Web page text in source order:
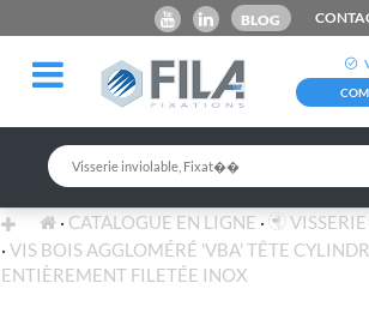
BLOG
CATALOGUE EN LIGNE
VIS BOIS AGGLOMÉRÉ 'VBA' TÊTE
ENTIÈREMENT FILETÉE INOX